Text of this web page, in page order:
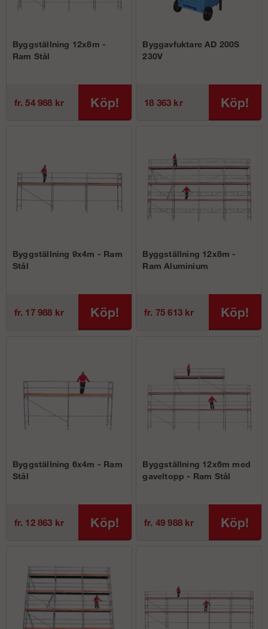
Byggställning 12x8m -
Ram Stål
fr. 54 988 kr Köp!
Byggavfuktare AD 200S
230V
18 363 kr Köp!
Byggställning 9x4m - Ram
Stål
fr. 17 988 kr Köp!
Byggställning 12x8m -
Ram Aluminium
fr. 75 613 kr Köp!
Byggställning 6x4m - Ram
Stål
fr. 12 863 kr Köp!
Byggställning 12x6m med
gaveltopp - Ram Stål
fr. 49 988 kr Köp!